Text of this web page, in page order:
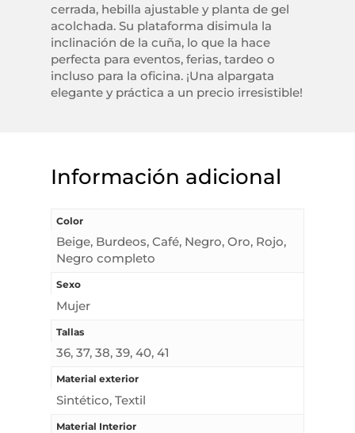
cerrada, hebilla ajustable y planta de gel
acolchada. Su plataforma disimula la
inclinación de la cuña, lo que la hace
perfecta para eventos, ferias, tardeo o
incluso para la oficina. ¡Una alpargata
elegante y práctica a un precio irresistible!
Información adicional
Color
Beige, Burdeos, Café, Negro, Oro, Rojo,
Negro completo
Sexo
Mujer
Tallas
36, 37, 38, 39, 40, 41
Material exterior
Sintético, Textil
Material Interior